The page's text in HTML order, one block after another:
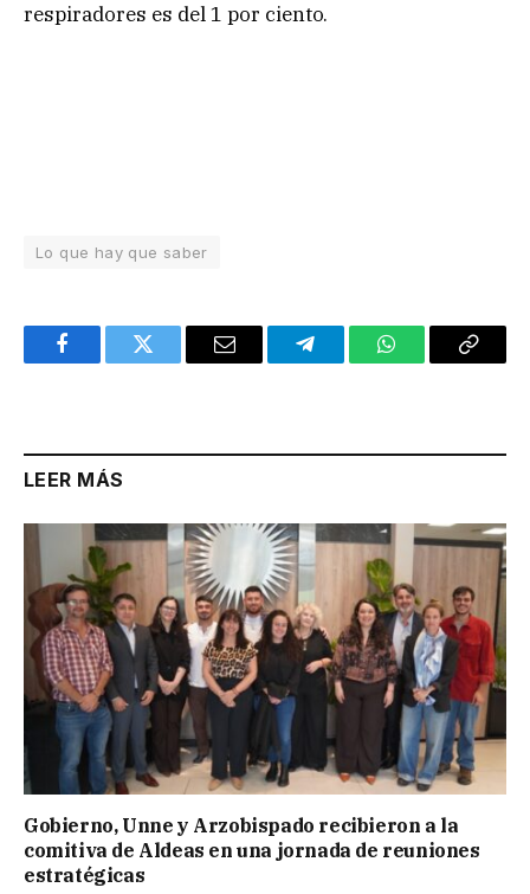
respiradores es del 1 por ciento.
Lo que hay que saber
FacebookTwitter Email TelegramWhatsAppCopy
LEER MÁS
Gobierno, Unne y Arzobispado recibieron a la
comitiva de Aldeas en una jornada de reuniones
estratégicas